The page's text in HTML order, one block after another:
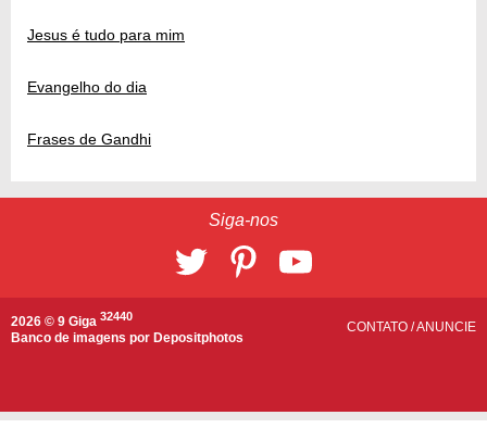
Jesus é tudo para mim
Evangelho do dia
Frases de Gandhi
Siga-nos
2026 © 9 Giga 32440
Banco de imagens por Depositphotos
CONTATO /ANUNCIE